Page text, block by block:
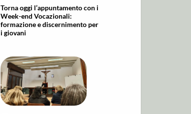
Torna oggi l’appuntamento con i
Week-end Vocazionali:
formazione e discernimento per
i giovani